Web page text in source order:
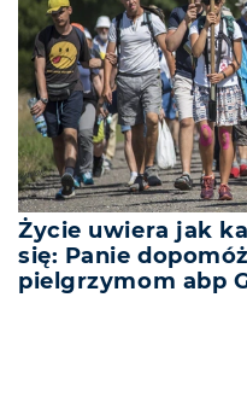
Życie uwiera jak
się: Panie
pielgrzymom abp